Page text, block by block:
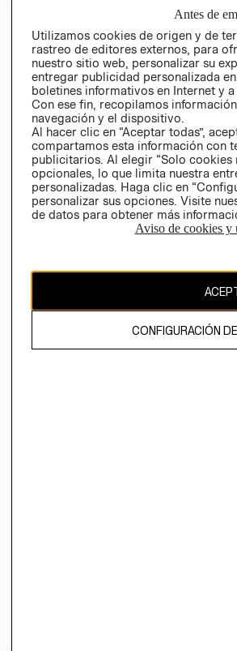
PROGRAMA DE
Y ÉTICA (INGLÉS)
Colombia ($)
CAMBIAR REGIÓN
El contenido de esta página web está
Antes de
Utilizamos cookies de origen y de
rastreo de editores externos, para
nuestro sitio web, personalizar su
entregar publicidad personalizada
boletines informativos en Internet y
Con ese fin, recopilamos
navegación y el dispositivo.
Al hacer clic en “Aceptar todas”,
compartamos esta información con
publicitarios. Al elegir “Solo cookies
opcionales, lo que limita nuestra
personalizadas. Haga clic en
personalizar sus opciones. Visite
de datos para obtener más
Aviso de cookies y
CONFIGURACIÓN